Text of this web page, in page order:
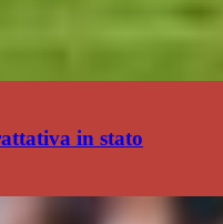
in stato